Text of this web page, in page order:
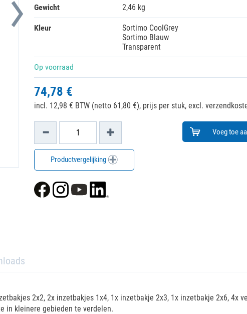
Gewicht 2,46 kg
Kleur
Sortimo CoolGrey
Sortimo Blauw
Transparent
Op voorraad
74,78 €
incl. 12,98 € BTW (netto 61,80 €), prijs per stuk, excl.
Voeg toe
Productvergelijking
2x2, 2x inzetbakjes 1x4, 1x inzetbakje 2x3, 1x inzetbakje 2x6, 4x
in kleinere gebieden te verdelen.